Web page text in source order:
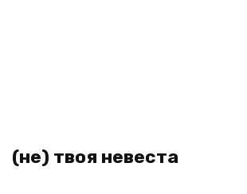
(не) твоя невеста